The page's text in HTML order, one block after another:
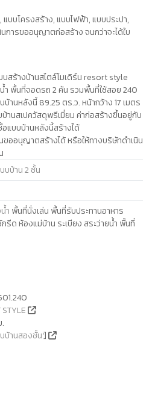
บ้านสองชั้น']
บบโครงสร้าง, แบบไฟฟ้า, แบบประปา,
ารขออนุญาตก่อสร้าง จนกว่าจะได้ใบ
สร้างบ้านสไตล์โมเดิร์น resort style
พื้นที่จอดรถ 2 คัน รวมพื้นที่ใช้สอย 240
านหลังนี้ 89.25 ตร.ว. หน้ากว้าง 17 เมตร
บ้านสเปควัสดุพรีเมี่ยม ค่าก่อสร้างขึ้นอยู่กับ
แบบบ้านหลังนี้สร้างได้
ออนุญาตสร้างได้ หรือให้ทางบริษัทดำเนิน
บบ้าน 2 ชั้น
ำ พื้นที่นั่งเล่น พื้นที่รับประทานอาหาร
ด ห้องแม่บ้าน ระเบียง สระว่ายน้ำ พื้นที่